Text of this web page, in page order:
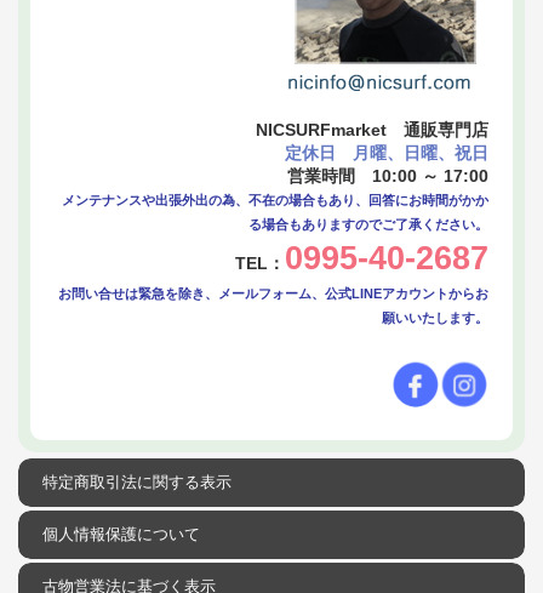
NICSURFmarket 通販専門店
定休日 月曜、日曜、祝日
営業時間 10:00 ～ 17:00
メンテナンスや出張外出の為、不在の場合もあり、回答にお時間がかか
る場合もありますのでご了承ください。
TEL： 0995-40-2687
お問い合せは緊急を除き、メールフォーム、公式LINEアカウントからお
願いいたします。
特定商取引法に関する表示
個人情報保護について
古物営業法に基づく表示